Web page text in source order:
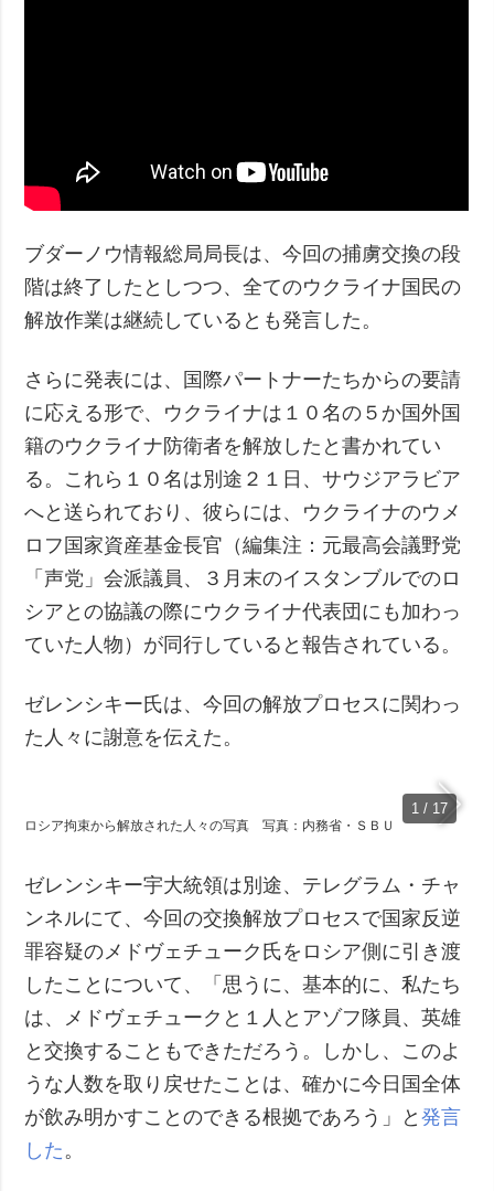
ブダーノウ情報総局局長は、今回の捕虜交換の段
階は終了したとしつつ、全てのウクライナ国民の
解放作業は継続しているとも発言した。
さらに発表には、国際パートナーたちからの要請
に応える形で、ウクライナは１０名の５か国外国
籍のウクライナ防衛者を解放したと書かれてい
る。これら１０名は別途２１日、サウジアラビア
へと送られており、彼らには、ウクライナのウメ
ロフ国家資産基金長官（編集注：元最高会議野党
「声党」会派議員、３月末のイスタンブルでのロ
シアとの協議の際にウクライナ代表団にも加わっ
ていた人物）が同行していると報告されている。
ゼレンシキー氏は、今回の解放プロセスに関わっ
た人々に謝意を伝えた。
1 / 17
ロシア拘束から解放された人々の写真 写真：内務省・ＳＢＵ
ゼレンシキー宇大統領は別途、テレグラム・チャ
ンネルにて、今回の交換解放プロセスで国家反逆
罪容疑のメドヴェチューク氏をロシア側に引き渡
したことについて、「思うに、基本的に、私たち
は、メドヴェチュークと１人とアゾフ隊員、英雄
と交換することもできただろう。しかし、このよ
うな人数を取り戻せたことは、確かに今日国全体
が飲み明かすことのできる根拠であろう」と発言
した。